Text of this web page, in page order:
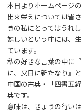
本日よりホームページ
出来栄えについては皆
きの私にとってはうれし
嬉しいという中には、
ています。
私の好きな言葉の中に
に、又日に新たなり』と
中国の古典・「四書五
典です。
意味は、きょうの行い